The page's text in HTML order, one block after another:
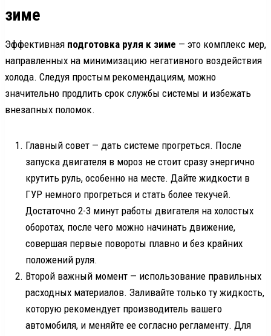
зиме
Эффективная подготовка руля к зиме — это комплекс мер,
направленных на минимизацию негативного воздействия
холода. Следуя простым рекомендациям, можно
значительно продлить срок службы системы и избежать
внезапных поломок.
Главный совет — дать системе прогреться. После
запуска двигателя в мороз не стоит сразу энергично
крутить руль, особенно на месте. Дайте жидкости в
ГУР немного прогреться и стать более текучей.
Достаточно 2-3 минут работы двигателя на холостых
оборотах, после чего можно начинать движение,
совершая первые повороты плавно и без крайних
положений руля.
Второй важный момент — использование правильных
расходных материалов. Заливайте только ту жидкость,
которую рекомендует производитель вашего
автомобиля, и меняйте ее согласно регламенту. Для